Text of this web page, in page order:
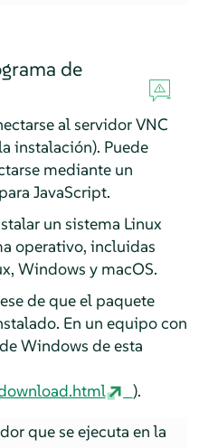
de
al servidor VNC
instalación). Puede
mediante un
JavaScript.
un sistema Linux
operativo, incluidas
Windows y macOS.
de que el paquete
En un equipo con
Windows de esta
).
que se ejecuta en la